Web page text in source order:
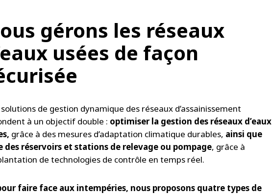
gérons les réseaux
usées de façon
solutions de gestion dynamique des réseaux d’assainissement
à un objectif double : optimiser la gestion des réseaux d’eaux
grâce à des mesures d’adaptation climatique durables, ainsi que
des réservoirs et stations de relevage ou pompage, grâce à
de technologies de contrôle en temps réel.
faire face aux intempéries, nous proposons quatre types de